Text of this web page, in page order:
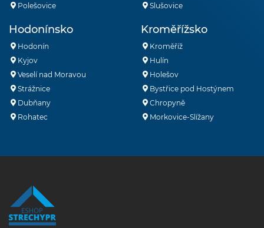
Polešovice
Slušovice
Hodonínsko
Hodonín
Kyjov
Veselí nad Moravou
Strážnice
Dubňany
Rohatec
Kroměřížsko
Kroměříž
Hulín
Holešov
Bystřice pod Hostýnem
Chropyně
Morkovice-Slížany